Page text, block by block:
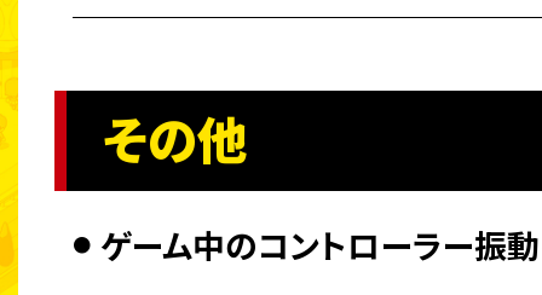
その他
ゲーム中のコントローラー振